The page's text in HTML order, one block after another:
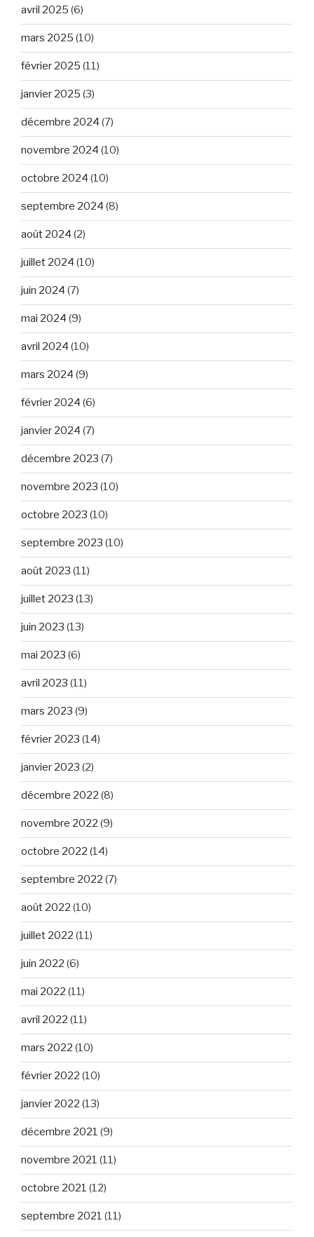
avril 2025 (6)
mars 2025 (10)
février 2025 (11)
janvier 2025 (3)
décembre 2024 (7)
novembre 2024 (10)
octobre 2024 (10)
septembre 2024 (8)
août 2024 (2)
juillet 2024 (10)
juin 2024 (7)
mai 2024 (9)
avril 2024 (10)
mars 2024 (9)
février 2024 (6)
janvier 2024 (7)
décembre 2023 (7)
novembre 2023 (10)
octobre 2023 (10)
septembre 2023 (10)
août 2023 (11)
juillet 2023 (13)
juin 2023 (13)
mai 2023 (6)
avril 2023 (11)
mars 2023 (9)
février 2023 (14)
janvier 2023 (2)
décembre 2022 (8)
novembre 2022 (9)
octobre 2022 (14)
septembre 2022 (7)
août 2022 (10)
juillet 2022 (11)
juin 2022 (6)
mai 2022 (11)
avril 2022 (11)
mars 2022 (10)
février 2022 (10)
janvier 2022 (13)
décembre 2021 (9)
novembre 2021 (11)
octobre 2021 (12)
septembre 2021 (11)